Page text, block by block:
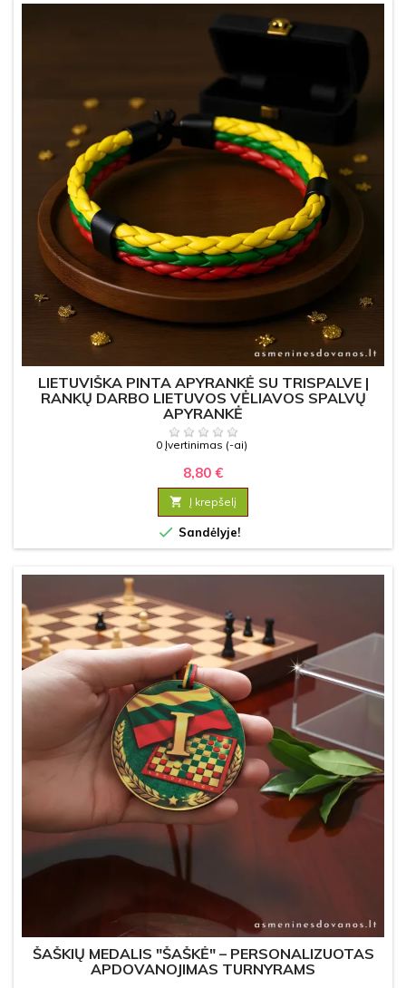
LIETUVIŠKA PINTA APYRANKĖ SU TRISPALVE |
RANKŲ DARBO LIETUVOS VĖLIAVOS SPALVŲ
APYRANKĖ
0 Įvertinimas (-ai)
8,80 €
 Į krepšelį
 Sandėlyje!
ŠAŠKIŲ MEDALIS "ŠAŠKĖ" – PERSONALIZUOTAS
APDOVANOJIMAS TURNYRAMS